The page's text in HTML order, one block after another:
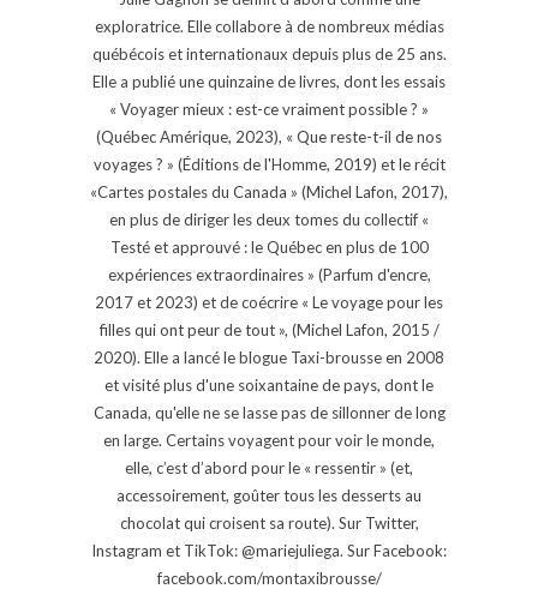
exploratrice. Elle collabore à de nombreux médias
québécois et internationaux depuis plus de 25 ans.
Elle a publié une quinzaine de livres, dont les essais
« Voyager mieux : est-ce vraiment possible ? »
(Québec Amérique, 2023), « Que reste-t-il de nos
voyages ? » (Éditions de l'Homme, 2019) et le récit
«Cartes postales du Canada » (Michel Lafon, 2017),
en plus de diriger les deux tomes du collectif «
Testé et approuvé : le Québec en plus de 100
expériences extraordinaires » (Parfum d'encre,
2017 et 2023) et de coécrire « Le voyage pour les
filles qui ont peur de tout », (Michel Lafon, 2015 /
2020). Elle a lancé le blogue Taxi-brousse en 2008
et visité plus d'une soixantaine de pays, dont le
Canada, qu'elle ne se lasse pas de sillonner de long
en large. Certains voyagent pour voir le monde,
elle, c’est d’abord pour le « ressentir » (et,
accessoirement, goûter tous les desserts au
chocolat qui croisent sa route). Sur Twitter,
Instagram et TikTok: @mariejuliega. Sur Facebook:
facebook.com/montaxibrousse/